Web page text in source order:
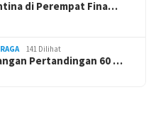
di Perempat Fina…
141 Dilihat
Pertandingan 60 …